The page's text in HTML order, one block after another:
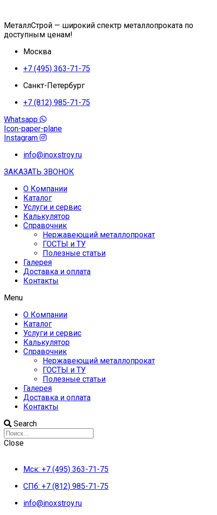
МеталлСтрой — широкий спектр металлопроката по
доступным ценам!
Москва
+7 (495) 363-71-75
Санкт-Петербург
+7 (812) 985-71-75
Whatsapp
Icon-paper-plane
Instagram
info@inoxstroy.ru
ЗАКАЗАТЬ ЗВОНОК
О Компании
Каталог
Услуги и сервис
Калькулятор
Справочник
Нержавеющий металлопрокат
ГОСТЫ и ТУ
Полезные статьи
Галерея
Доставка и оплата
Контакты
Menu
О Компании
Каталог
Услуги и сервис
Калькулятор
Справочник
Нержавеющий металлопрокат
ГОСТЫ и ТУ
Полезные статьи
Галерея
Доставка и оплата
Контакты
Search
Close
Мск: +7 (495) 363-71-75
СПб: +7 (812) 985-71-75
info@inoxstroy.ru